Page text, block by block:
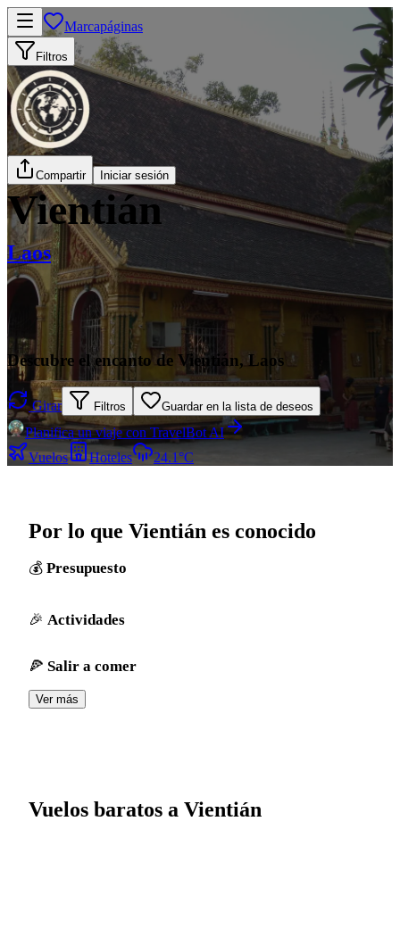
Marcapáginas
Filtros
Compartir Iniciar sesión
Vientián
Laos
Descubre el encanto de Vientián, Laos
Girar Filtros Guardar en la lista de deseos
Planifica un viaje con TravelBot AI
Vuelos
Hoteles 24.1°C
Por lo que Vientián es conocido
Presupuesto
Actividades
Salir a comer
Ver más
Vuelos baratos a Vientián